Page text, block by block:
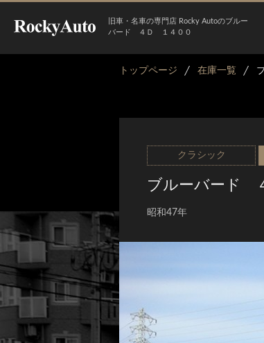
旧車・名車の専門店 Rocky Autoのブルー
バード ４Ｄ １４００
トップページ 在庫一覧
クラシック
ブルーバード
昭和47年